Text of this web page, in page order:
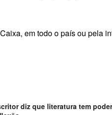
em todo o país ou pela
diz que literatura tem